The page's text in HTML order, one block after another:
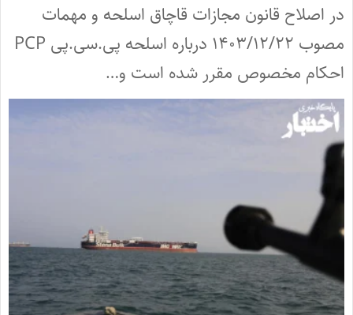
در اصلاح قانون مجازات قاچاق اسلحه و مهمات
مصوب ۱۴۰۳/۱۲/۲۲ درباره اسلحه پی.سی.پی PCP
احکام مخصوص مقرر شده است و…